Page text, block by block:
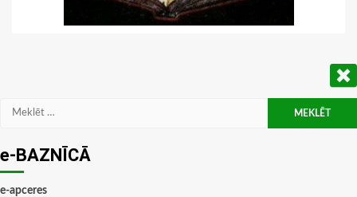
Meklēt:
e-BAZNĪCĀ
e-apceres